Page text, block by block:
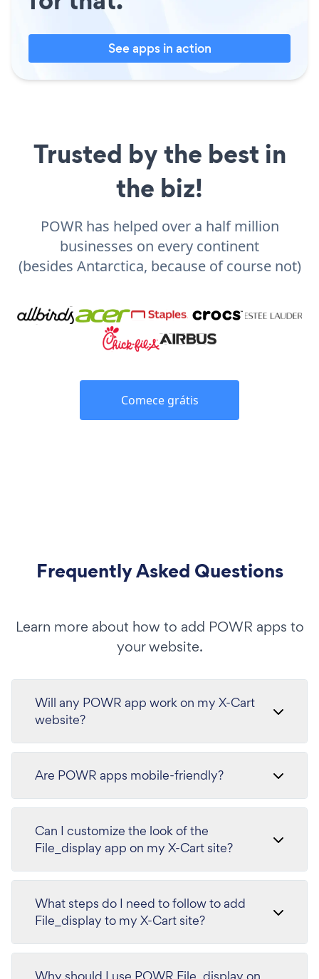
See apps in action
Trusted by the best in
the biz!
POWR has helped over a half million
businesses on every continent
(besides Antarctica, because of course not)
Comece grátis
Frequently Asked Questions
Learn more about how to add POWR apps to
your website.
Will any POWR app work on my X-Cart
website?
Are POWR apps mobile-friendly?
Can I customize the look of the
File_display app on my X-Cart site?
What steps do I need to follow to add
File_display to my X-Cart site?